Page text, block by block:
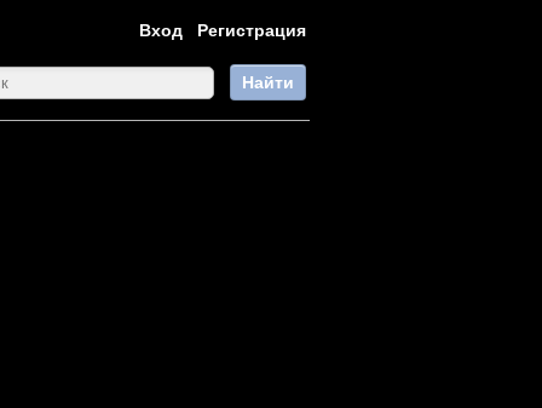
Вход Регистрация
Найти